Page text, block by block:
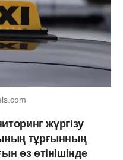
жүргізу
тұрғынның
өз өтінішінде